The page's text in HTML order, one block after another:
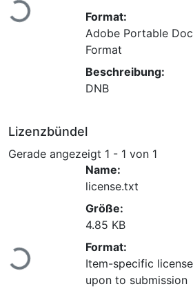
Format:
Adobe Portable
Format
Beschreibung:
DNB
Lizenzbündel
Gerade angezeigt 1 - 1 von 1
Lade...
Name:
license.txt
Größe:
4.85 KB
Format:
Item-specific
upon to submission